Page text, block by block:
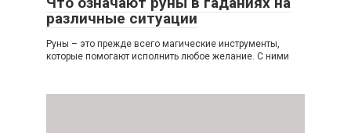
различные ситуации
Руны – это прежде всего магические инструменты,
которые помогают исполнить любое желание. С ними